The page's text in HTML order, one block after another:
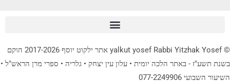
© yalkut yosef Rabbi Yitzhak Yosef אתר ילקוט יוסף 2017-2026 הוקם
בשנת תשע"ז - באתר הלכה יומית • עלון עין יצחק • גלריה • ספרי מרן הראש"ל •
השיעור השבועי 077-2249906